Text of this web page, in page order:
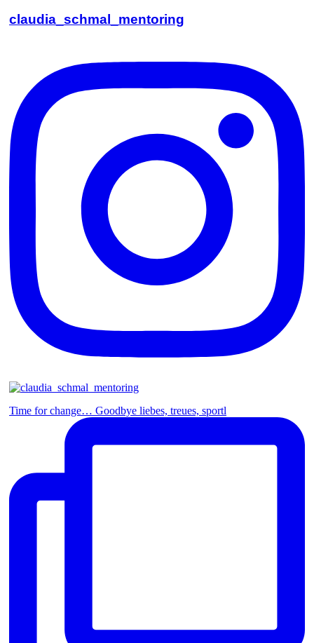
claudia_schmal_mentoring
Time for change… Goodbye liebes, treues, sportl